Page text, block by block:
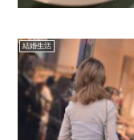
結婚生活